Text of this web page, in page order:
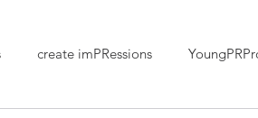
create imPRessions